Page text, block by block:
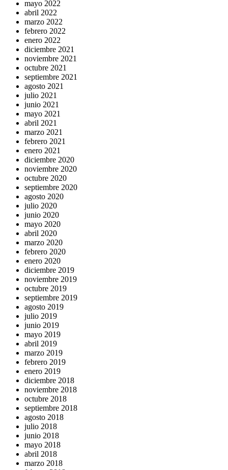
mayo 2022
abril 2022
marzo 2022
febrero 2022
enero 2022
diciembre 2021
noviembre 2021
octubre 2021
septiembre 2021
agosto 2021
julio 2021
junio 2021
mayo 2021
abril 2021
marzo 2021
febrero 2021
enero 2021
diciembre 2020
noviembre 2020
octubre 2020
septiembre 2020
agosto 2020
julio 2020
junio 2020
mayo 2020
abril 2020
marzo 2020
febrero 2020
enero 2020
diciembre 2019
noviembre 2019
octubre 2019
septiembre 2019
agosto 2019
julio 2019
junio 2019
mayo 2019
abril 2019
marzo 2019
febrero 2019
enero 2019
diciembre 2018
noviembre 2018
octubre 2018
septiembre 2018
agosto 2018
julio 2018
junio 2018
mayo 2018
abril 2018
marzo 2018